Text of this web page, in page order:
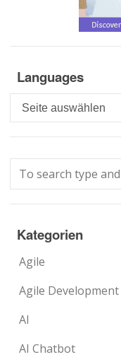
Languages
Languages
Kategorien
Agile
Agile Development
AI
AI Chatbot